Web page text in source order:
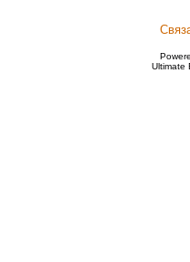
Ultimate